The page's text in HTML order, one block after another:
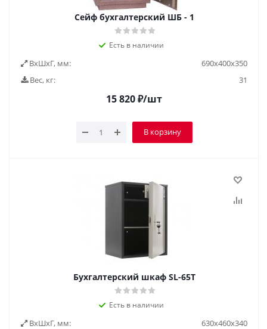
Cейф бухгалтерский ШБ - 1
Есть в наличии
ВxШxГ, мм:
690х400х350
Вес, кг:
31
15 820₽/шт
В корзину
Бухгалтерский шкаф SL-65Т
Есть в наличии
ВxШxГ, мм:
630x460x340